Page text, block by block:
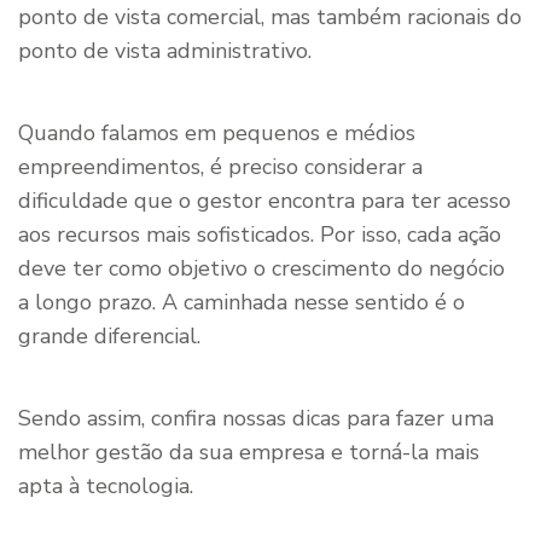
ponto de vista comercial, mas também racionais do
ponto de vista administrativo.
Quando falamos em pequenos e médios
empreendimentos, é preciso considerar a
dificuldade que o gestor encontra para ter acesso
aos recursos mais sofisticados. Por isso, cada ação
deve ter como objetivo o crescimento do negócio
a longo prazo. A caminhada nesse sentido é o
grande diferencial.
Sendo assim, confira nossas dicas para fazer uma
melhor gestão da sua empresa e torná-la mais
apta à tecnologia.